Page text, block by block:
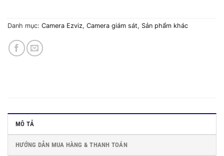
Danh mục: Camera Ezviz, Camera giám sát, Sản phẩm khác
MÔ TẢ
HƯỚNG DẪN MUA HÀNG & THANH TOÁN